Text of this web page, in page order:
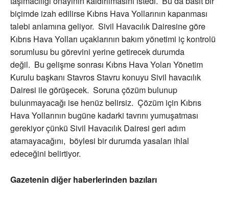
biçimde izah edilirse Kıbrıs Hava Yollarının kapanması
talebi anlamına geliyor. Sivil Havacılık Dairesine göre
Kıbrıs Hava Yolları uçaklarının bakım yönetimi iç kontrolü
sorumlusu bu görevini yerine getirecek durumda
değil. Bu gelişme sonrası Kıbrıs Hava Yoları Yönetim
Kurulu başkanı Stavros Stavru konuyu Sivil havacılık
Dairesi ile görüşecek. Soruna çözüm bulunup
bulunmayacağı ise henüz belirsiz. Çözüm için Kıbrıs
Hava Yollarının bugüne kadarki tavrını yumuşatması
gerekiyor çünkü Sivil Havacılık Dairesi geri adım
atamayacağını, böylesi bir durumda yasaları ihlal
edeceğini belirtiyor.
Gazetenin diğer haberlerinden bazıları